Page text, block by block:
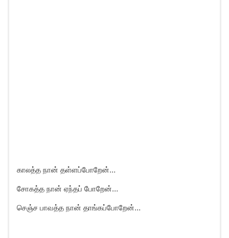
காலத்த நான் தள்ளப்போறேன்…
சோகத்த நான் ஏந்தப் போறேன்…
செஞ்ச பாவத்த நான் தாங்கப்போறேன்…